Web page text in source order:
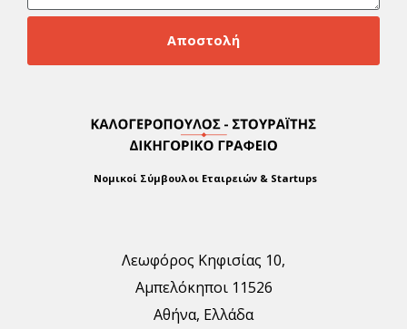
Νομικοί Σύμβουλοι Εταιρειών & Startups
Λεωφόρος Κηφισίας 10,
Αμπελόκηποι 11526
Αθήνα, Ελλάδα
Αποστολή